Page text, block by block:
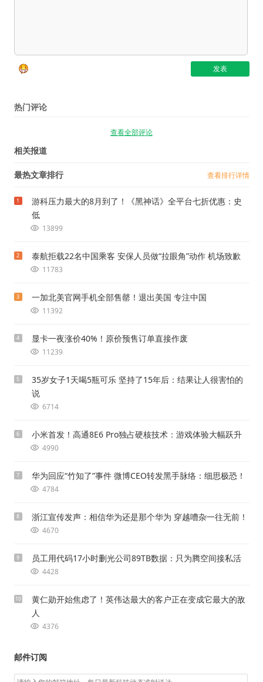
热门评论
查看全部评论
相关报道
最热文章排行 查看排行详情
1
游科压力最大的8月到了！《黑神话》全平台七折优惠：史
低
13899
2 泰航拒载22名中国乘客 安保人员做“拉眼角”动作 机场致歉
11783
3 一加北美官网手机全部售罄！退出美国 专注中国
11392
4 显卡一夜涨价40%！原价预售订单直接作废
11239
5
35岁女子1天喝5瓶可乐 坚持了15年后：结果让人很害怕的
说
6714
6 小米首发！高通8E6 Pro独占硬核技术：游戏体验大幅跃升
4990
7 华为回应“竹知了”事件 微博CEO转发黑手脉络：细思极恐！
4784
8 浙江宣传发声：相信华为还是那个华为 穿越嘈杂一往无前！
4670
9 员工用代码17小时删光公司89TB数据：只为腾空间接私活
4428
10
黄仁勋开始焦虑了！英伟达最大的客户正在变成它最大的敌
人
4376
邮件订阅